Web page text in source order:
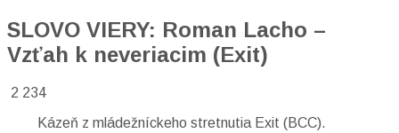
SLOVO VIERY: Roman Lacho –
Vzťah k neveriacim (Exit)
2 234
Kázeň z mládežníckeho stretnutia Exit (BCC).